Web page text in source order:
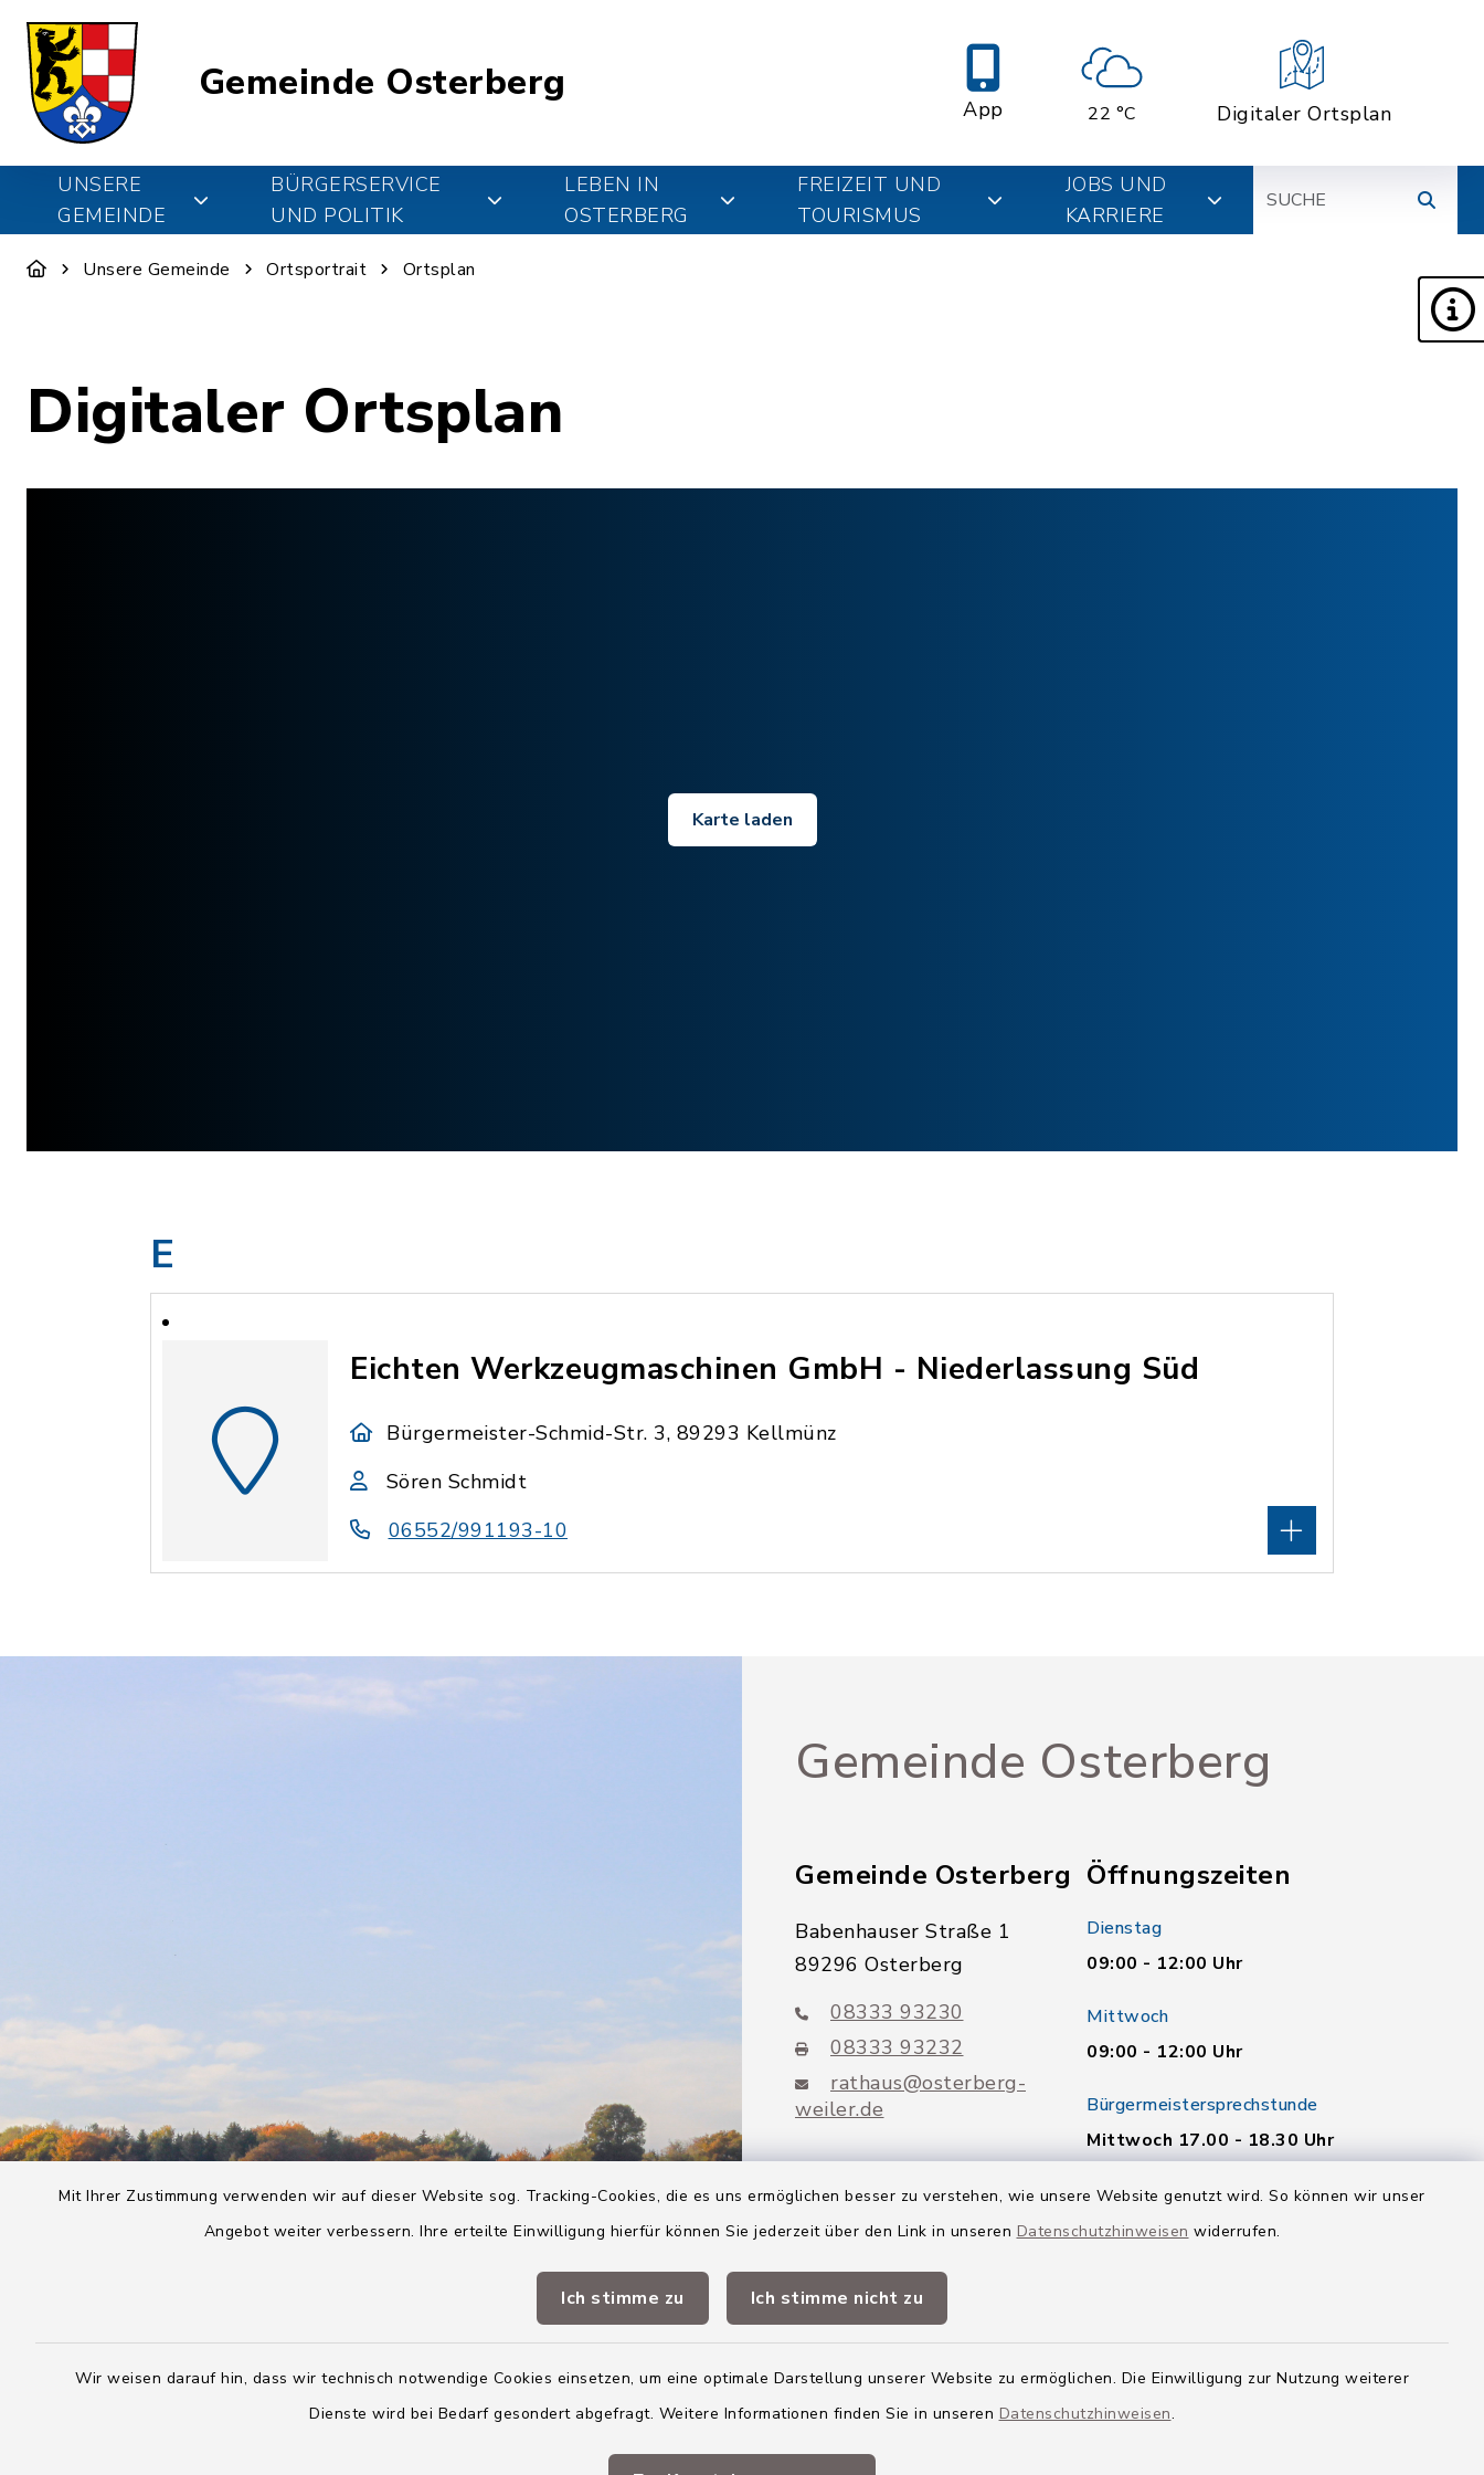
Mit Ihrer Zustimmung verwenden wir auf dieser Website sog. Tracking-Cookies, die es uns ermöglichen besser zu verstehen, wie unsere Website genutzt wird. So können wir unser
Angebot weiter verbessern. Ihre erteilte Einwilligung hierfür können Sie jederzeit über den Link in unseren Datenschutzhinweisen widerrufen.
Ich stimme zu Ich stimme nicht zu
Wir weisen darauf hin, dass wir technisch notwendige Cookies einsetzen, um eine optimale Darstellung unserer Website zu ermöglichen. Die Einwilligung zur Nutzung weiterer
Dienste wird bei Bedarf gesondert abgefragt. Weitere Informationen finden Sie in unseren Datenschutzhinweisen.
Gemeinde Osterberg
App 22 °C Digitaler Ortsplan
UNSERE
GEMEINDE
BÜRGERSERVICE
UND POLITIK
LEBEN IN
OSTERBERG
FREIZEIT UND
TOURISMUS
JOBS UND
KARRIERE
Unsere Gemeinde Ortsportrait Ortsplan
Digitaler Ortsplan
Karte laden
E
Eichten Werkzeugmaschinen GmbH - Niederlassung Süd
Bürgermeister-Schmid-Str. 3, 89293 Kellmünz
Sören Schmidt
06552/991193-10
Gemeinde Osterberg
Gemeinde Osterberg
Babenhauser Straße 1
89296 Osterberg
08333 93230
08333 93232
rathaus@osterberg-
weiler.de
Öffnungszeiten
Dienstag
09:00 - 12:00 Uhr
Mittwoch
09:00 - 12:00 Uhr
Bürgermeistersprechstunde
Mittwoch 17.00 - 18.30 Uhr
Weitere Termine nach
telefonischer Vereinbarung.
Altenstadt
Markt Kellmünz